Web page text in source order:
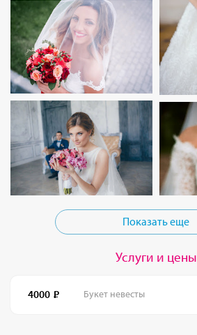
Показать еще
Услуги и цены
4000 Букет невесты